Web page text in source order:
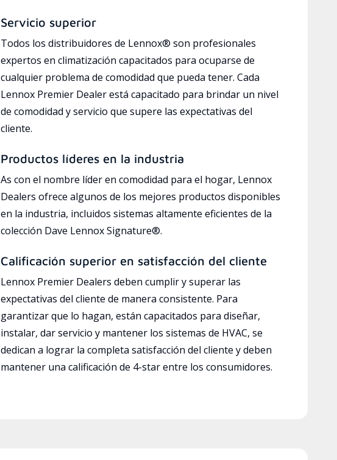
Servicio superior
Todos los distribuidores de Lennox® son profesionales
expertos en climatización capacitados para ocuparse de
cualquier problema de comodidad que pueda tener. Cada
Lennox Premier Dealer está capacitado para brindar un nivel
de comodidad y servicio que supere las expectativas del
cliente.
Productos líderes en la industria
As con el nombre líder en comodidad para el hogar, Lennox
Dealers ofrece algunos de los mejores productos disponibles
en la industria, incluidos sistemas altamente eficientes de la
colección Dave Lennox Signature®.
Calificación superior en satisfacción del cliente
Lennox Premier Dealers deben cumplir y superar las
expectativas del cliente de manera consistente. Para
garantizar que lo hagan, están capacitados para diseñar,
instalar, dar servicio y mantener los sistemas de HVAC, se
dedican a lograr la completa satisfacción del cliente y deben
mantener una calificación de 4-star entre los consumidores.